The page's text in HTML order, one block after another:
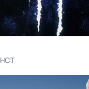
НСТ